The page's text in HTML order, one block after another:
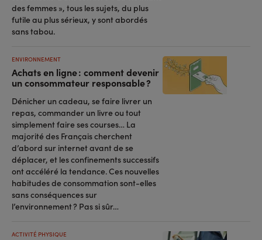
des femmes », tous les sujets, du plus
futile au plus sérieux, y sont abordés
sans tabou.
Achats en ligne : comment devenir
un consommateur responsable ?
ENVIRONNEMENT
Dénicher un cadeau, se faire livrer un
repas, commander un livre ou tout
simplement faire ses courses… La
majorité des Français cherchent
d’abord sur internet avant de se
déplacer, et les confinements successifs
ont accéléré la tendance. Ces nouvelles
habitudes de consommation sont-elles
sans conséquences sur
l’environnement ? Pas si sûr…
ACTIVITÉ PHYSIQUE